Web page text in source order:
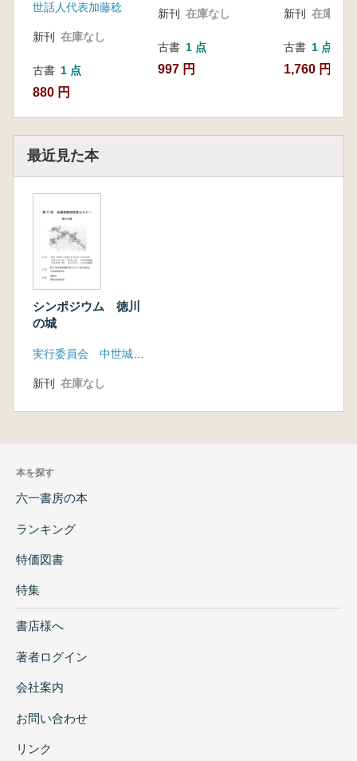
世話人代表加藤稔
新刊 在庫なし
古書 1 点
880 円
新刊 在庫なし
古書 1 点
997 円
新刊 在庫なし
古書 1 点
1,760 円
最近見た本
シンポジウム 徳川
の城
実行委員会 中世城郭研究会
新刊 在庫なし
本を探す
六一書房の本
ランキング
特価図書
特集
書店様へ
著者ログイン
会社案内
お問い合わせ
リンク